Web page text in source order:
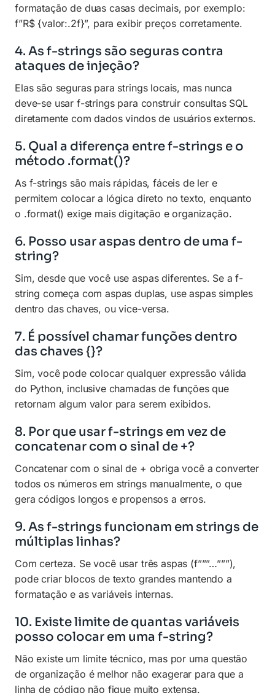
formatação de duas casas decimais, por exemplo:
f”R$ {valor:.2f}”, para exibir preços corretamente.
4. As f-strings são seguras contra
ataques de injeção?
Elas são seguras para strings locais, mas nunca
deve-se usar f-strings para construir consultas SQL
diretamente com dados vindos de usuários externos.
5. Qual a diferença entre f-strings e o
método .format()?
As f-strings são mais rápidas, fáceis de ler e
permitem colocar a lógica direto no texto, enquanto
o .format() exige mais digitação e organização.
6. Posso usar aspas dentro de uma f-
string?
Sim, desde que você use aspas diferentes. Se a f-
string começa com aspas duplas, use aspas simples
dentro das chaves, ou vice-versa.
7. É possível chamar funções dentro
das chaves {}?
Sim, você pode colocar qualquer expressão válida
do Python, inclusive chamadas de funções que
retornam algum valor para serem exibidos.
8. Por que usar f-strings em vez de
concatenar com o sinal de +?
Concatenar com o sinal de + obriga você a converter
todos os números em strings manualmente, o que
gera códigos longos e propensos a erros.
9. As f-strings funcionam em strings de
múltiplas linhas?
Com certeza. Se você usar três aspas (f”””…”””),
pode criar blocos de texto grandes mantendo a
formatação e as variáveis internas.
10. Existe limite de quantas variáveis
posso colocar em uma f-string?
Não existe um limite técnico, mas por uma questão
de organização é melhor não exagerar para que a
linha de código não fique muito extensa.